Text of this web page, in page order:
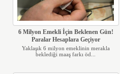
6 Milyon Emekli İçin Beklenen Gün!
Paralar Hesaplara Geçiyor
Yaklaşık 6 milyon emeklinin merakla
beklediği maaş farkı öd...